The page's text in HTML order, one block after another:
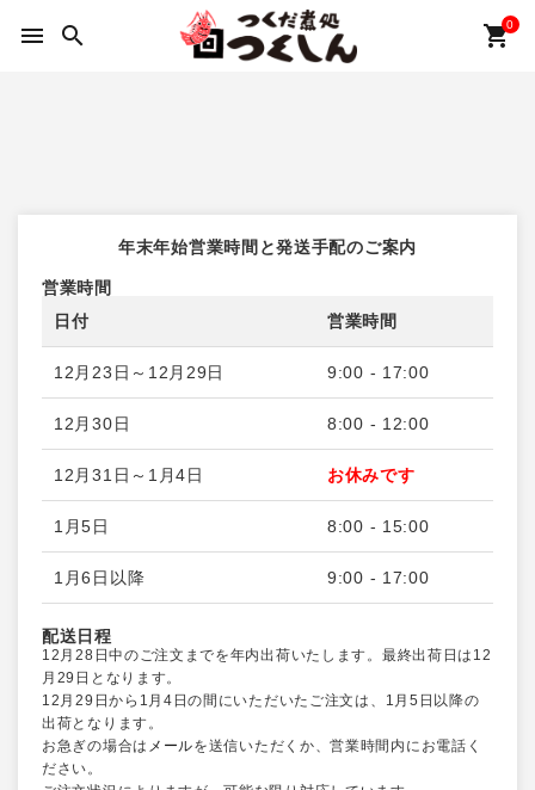
menu search 0
shopping_cart
カテゴリーから選ぶ
ギフトセット
特集
つくしんの物語
プライバシーポリシー
年末年始営業時間と発送手配のご案内
営業時間
日付
営業時間
12月23日～12月29日 9:00 - 17:00
12月30日 8:00 - 12:00
12月31日～1月4日 お休みです
1月5日 8:00 - 15:00
1月6日以降 9:00 - 17:00
配送日程
12月28日中のご注文までを年内出荷いたします。最終出荷日は12
月29日となります。
12月29日から1月4日の間にいただいたご注文は、1月5日以降の
出荷となります。
お急ぎの場合は メールを送信いただくか、営業時間内にお電話く
ださい。